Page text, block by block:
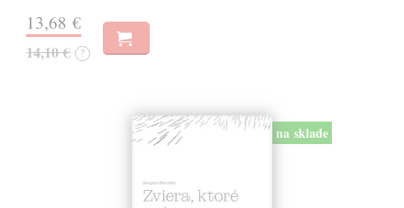
13,68 €
14,10 € ?
na sklade